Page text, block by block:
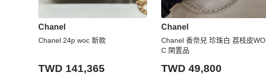
Chanel
Chanel 24p woc 新款
TWD 141,365
Chanel
Chanel 香奈兒 珍珠白 荔枝皮WO
C 閑置品
TWD 49,800